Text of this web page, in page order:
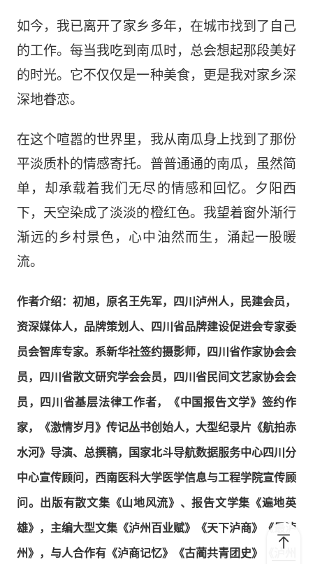
如今，我已离开了家乡多年，在城市找到了自己
的工作。每当我吃到南瓜时，总会想起那段美好
的时光。它不仅仅是一种美食，更是我对家乡深
深地眷恋。
在这个喧嚣的世界里， 我从南瓜身上找到了那份
平淡质朴的情感寄托。 普普通通的南瓜，虽然简
单，却承载着我们 无尽的情感和回忆。夕阳西
下，天空染成了淡淡的橙红色。我望着窗外渐行
渐远的乡村景色，心中油然而生， 涌起一股暖
流。
作者介绍：初旭，原名王先军，四川泸州人，民建会员，
资深媒体人，品牌策划人、四川省品牌建设促进会专家委
员会智库专家。系新华社签约摄影师，四川省作家协会会
员，四川省散文研究学会会员，四川省民间文艺家协会会
员，四川省基层法律工作者，《中国报告文学》签约作
家，《激情岁月》传记丛书创始人，大型纪录片《航拍赤
水河》导演、总撰稿，国家北斗导航数据服务中心四川分
中心宣传顾问，西南医科大学医学信息与工程学院宣传顾
问。出版有散文集《山地风流》、报告文学集《遍地英
雄》，主编大型文集《泸州百业赋》《天下泸商》《最泸
州》，与人合作有《泸商记忆》《古蔺共青团史》《泸州